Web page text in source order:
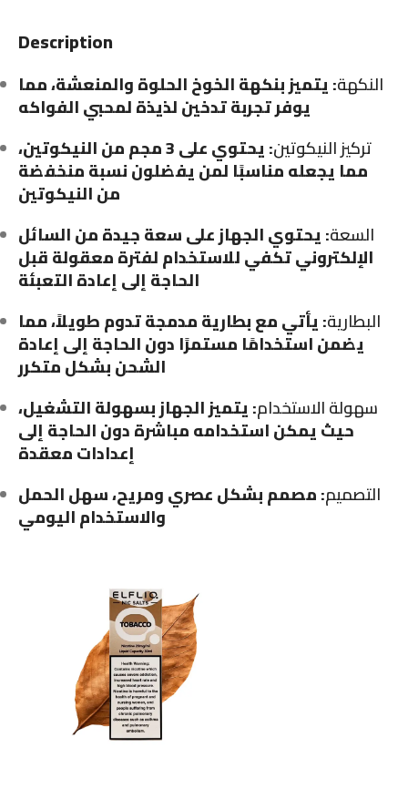
Description
النكهة: يتميز بنكهة الخوخ الحلوة والمنعشة، مما
يوفر تجربة تدخين لذيذة لمحبي الفواكه
تركيز النيكوتين
: يحتوي على 3 مجم من النيكوتين،
مما يجعله مناسبًا لمن يفضلون نسبة منخفضة
من النيكوتين
السعة: يحتوي الجهاز على سعة جيدة من السائل
الإلكتروني تكفي للاستخدام لفترة معقولة قبل
الحاجة إلى إعادة التعبئة
البطارية: يأتي مع بطارية مدمجة تدوم طويلاً، مما
يضمن استخدامًا مستمرًا دون الحاجة إلى إعادة
الشحن بشكل متكرر
سهولة الاستخدام: يتميز الجهاز بسهولة التشغيل،
حيث يمكن استخدامه مباشرة دون الحاجة إلى
إعدادات معقدة
التصميم: مصمم بشكل عصري ومريح، سهل الحمل
والاستخدام اليومي